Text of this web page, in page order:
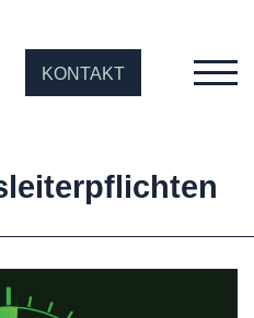
KONTAKT